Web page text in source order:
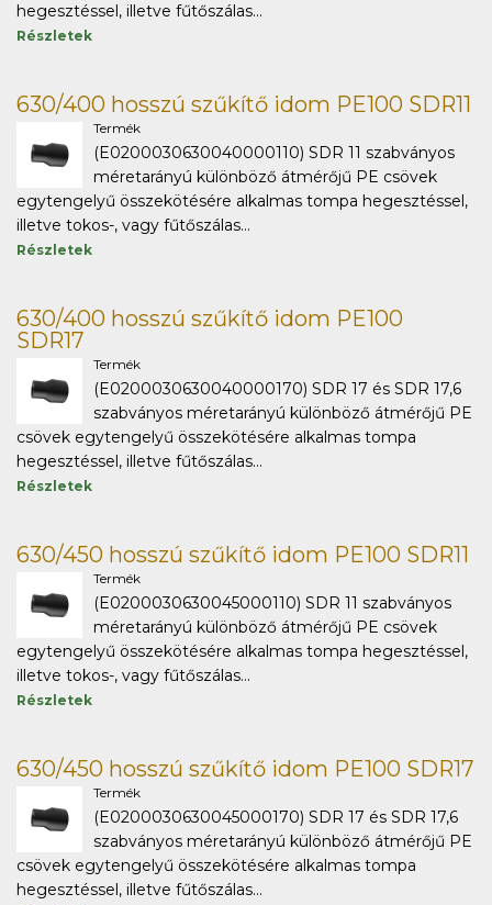
hegesztéssel, illetve fűtőszálas...
Részletek
630/400 hosszú szűkítő idom PE100 SDR11
Termék
(E0200030630040000110) SDR 11 szabványos
méretarányú különböző átmérőjű PE csövek
egytengelyű összekötésére alkalmas tompa hegesztéssel,
illetve tokos-, vagy fűtőszálas...
Részletek
630/400 hosszú szűkítő idom PE100
SDR17
Termék
(E0200030630040000170) SDR 17 és SDR 17,6
szabványos méretarányú különböző átmérőjű PE
csövek egytengelyű összekötésére alkalmas tompa
hegesztéssel, illetve fűtőszálas...
Részletek
630/450 hosszú szűkítő idom PE100 SDR11
Termék
(E0200030630045000110) SDR 11 szabványos
méretarányú különböző átmérőjű PE csövek
egytengelyű összekötésére alkalmas tompa hegesztéssel,
illetve tokos-, vagy fűtőszálas...
Részletek
630/450 hosszú szűkítő idom PE100 SDR17
Termék
(E0200030630045000170) SDR 17 és SDR 17,6
szabványos méretarányú különböző átmérőjű PE
csövek egytengelyű összekötésére alkalmas tompa
hegesztéssel, illetve fűtőszálas...